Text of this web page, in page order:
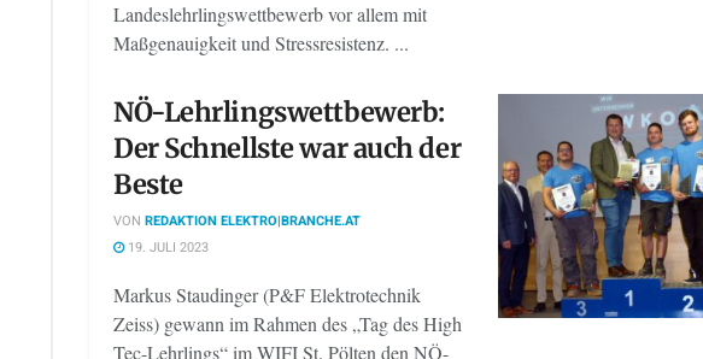
Landeslehrlingswettbewerb vor allem mit
Maßgenauigkeit und Stressresistenz. ...
NÖ-Lehrlingswettbewerb:
Der Schnellste war auch der
Beste
VON REDAKTION ELEKTRO|BRANCHE.AT
19. JULI 2023
Markus Staudinger (P&F Elektrotechnik
Zeiss) gewann im Rahmen des „Tag des High
Tec-Lehrlings“ im WIFI St. Pölten den NÖ-